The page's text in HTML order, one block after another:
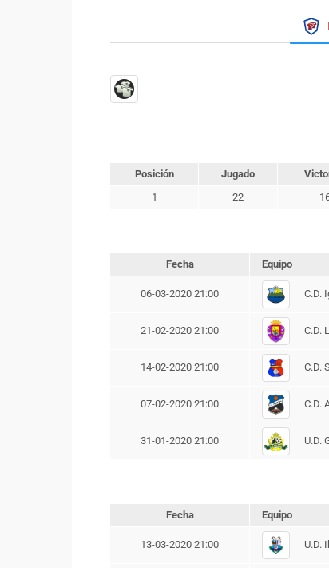
Posición Jugado
1
22
Fecha Equipo
06-03-2020 21:00 C.D.
21-02-2020 21:00 C.D.
14-02-2020 21:00 C.D.
07-02-2020 21:00 C.D.
31-01-2020 21:00 U.D.
Fecha Equipo
13-03-2020 21:00 U.D.